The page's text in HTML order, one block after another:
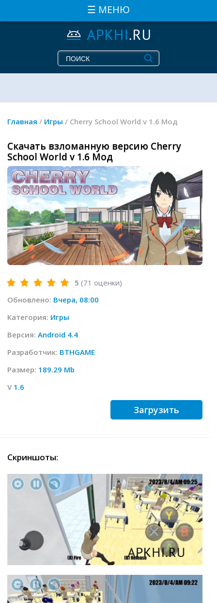
☰ МЕНЮ
Главная / Игры / Cherry School World v 1.6 Мод
Скачать взломанную версию Cherry
School World v 1.6 Мод
5 (71 оценки)
Обновлено: Вчера, 08:00
Категория: Игры
Версия: Android 4.4
Разработчик: BTHGAME
Размер: 189.29 Mb
V 1.6
Загрузить
Скриншоты: